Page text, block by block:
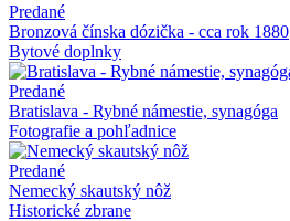
Predané
Bronzová čínska dózička - cca rok 1880
Bytové doplnky
Predané
Bratislava - Rybné námestie, synagóga
Fotografie a pohľadnice
Predané
Nemecký skautský nôž
Historické zbrane